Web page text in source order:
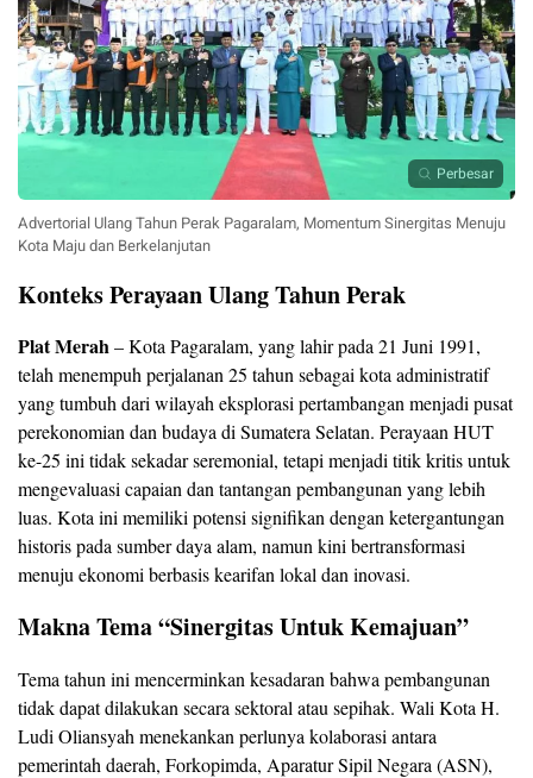
Perbesar
Advertorial Ulang Tahun Perak Pagaralam, Momentum Sinergitas Menuju
Kota Maju dan Berkelanjutan
Konteks Perayaan Ulang Tahun Perak
Plat Merah– Kota Pagaralam, yang lahir pada 21 Juni 1991,
telah menempuh perjalanan 25 tahun sebagai kota administratif
yang tumbuh dari wilayah eksplorasi pertambangan menjadi pusat
perekonomian dan budaya di Sumatera Selatan. Perayaan HUT
ke-25 ini tidak sekadar seremonial, tetapi menjadi titik kritis untuk
mengevaluasi capaian dan tantangan pembangunan yang lebih
luas. Kota ini memiliki potensi signifikan dengan ketergantungan
historis pada sumber daya alam, namun kini bertransformasi
menuju ekonomi berbasis kearifan lokal dan inovasi.
Makna Tema “Sinergitas Untuk Kemajuan”
Tema tahun ini mencerminkan kesadaran bahwa pembangunan
tidak dapat dilakukan secara sektoral atau sepihak. Wali Kota H.
Ludi Oliansyah menekankan perlunya kolaborasi antara
pemerintah daerah, Forkopimda, Aparatur Sipil Negara (ASN),